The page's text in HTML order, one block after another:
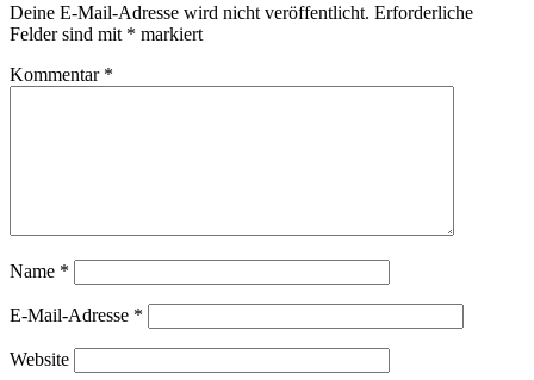
Deine E-Mail-Adresse wird nicht veröffentlicht. Erforderliche
Felder sind mit * markiert
Kommentar *
Name *
E-Mail-Adresse *
Website